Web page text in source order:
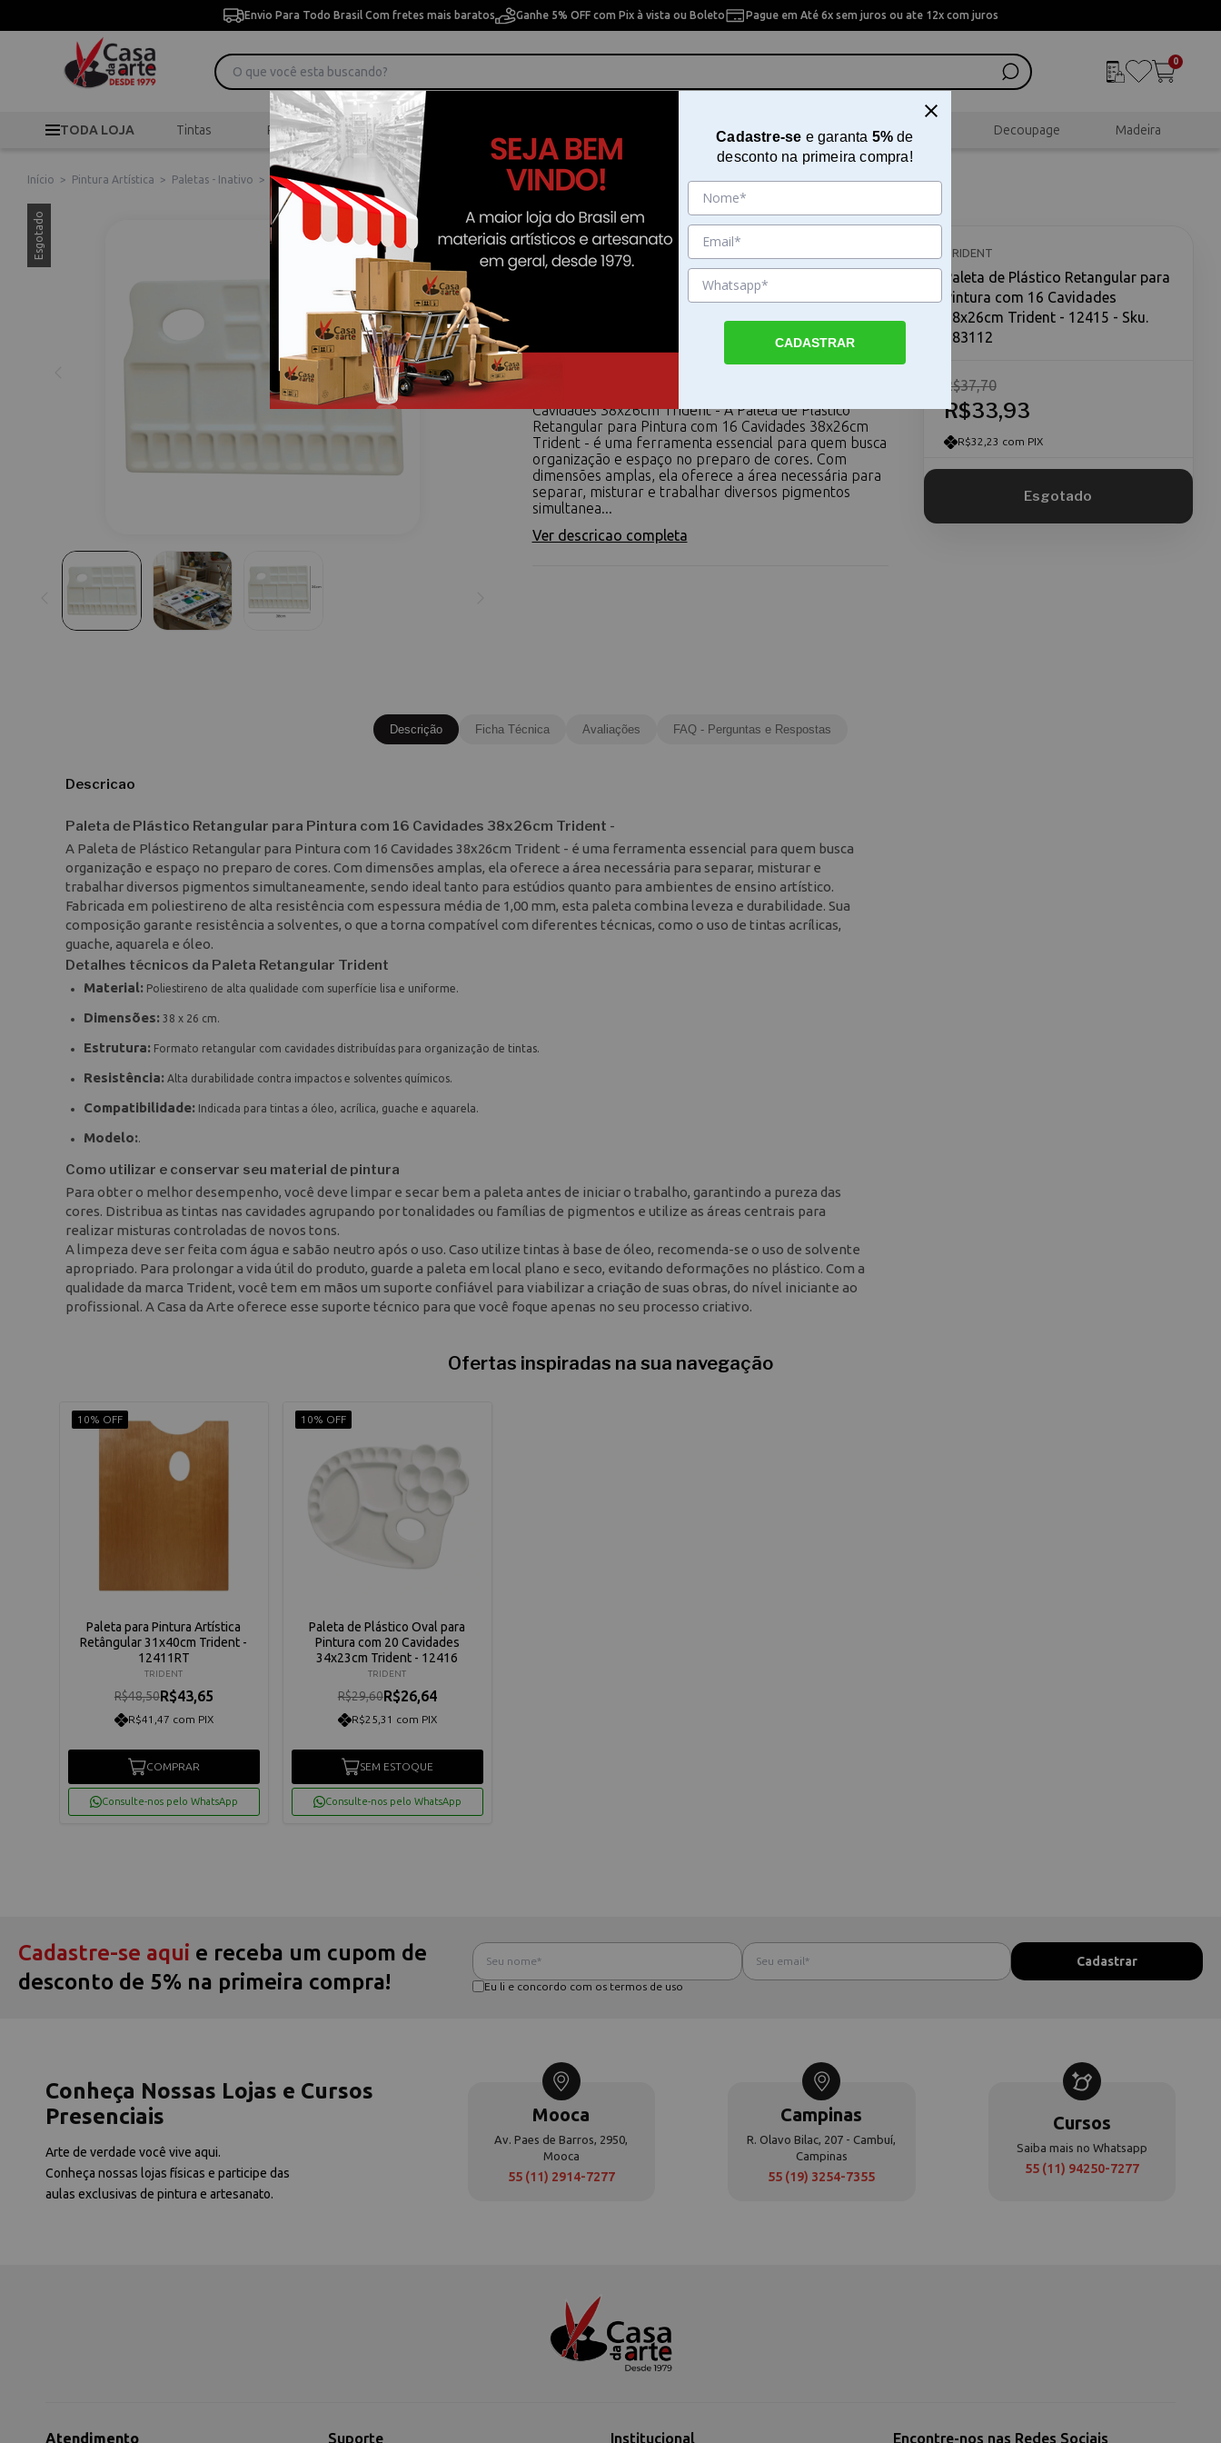
Envio Para Todo Brasil Com fretes mais baratos Ganhe 5% OFF com Pix à vista ou Boleto Pague em Até 6x sem juros ou ate 12x com juros
0
TODA LOJA Tintas Pincéis Desenho Pintura Artesanal Scrapbook Decoupage Madeira
Início > Pintura Artística > Paletas - Inativo > Paleta de Plástico Retangular para Pintura com 16 Cavidades 38x26cm Trident - 12415
Esgotado
Paleta de Plástico Retangular para
Pintura com 16 Cavidades 38x26cm
Trident - 12415
Cavidades 38x26cm Trident - A Paleta de Plástico
Retangular para Pintura com 16 Cavidades 38x26cm
Trident - é uma ferramenta essencial para quem busca
organização e espaço no preparo de cores. Com
dimensões amplas, ela oferece a área necessária para
separar, misturar e trabalhar diversos pigmentos
simultanea...
Ver descricao completa
TRIDENT
Paleta de Plástico Retangular para
Pintura com 16 Cavidades
38x26cm Trident - 12415 - Sku.
183112
R$33,93
R$37,70
R$32,23 com PIX
Descrição Ficha Técnica Avaliações FAQ - Perguntas e Respostas
Descricao
Paleta de Plástico Retangular para Pintura com 16 Cavidades 38x26cm Trident -
A Paleta de Plástico Retangular para Pintura com 16 Cavidades 38x26cm Trident - é uma ferramenta essencial para quem busca
organização e espaço no preparo de cores. Com dimensões amplas, ela oferece a área necessária para separar, misturar e
trabalhar diversos pigmentos simultaneamente, sendo ideal tanto para estúdios quanto para ambientes de ensino artístico.
Fabricada em poliestireno de alta resistência com espessura média de 1,00 mm, esta paleta combina leveza e durabilidade. Sua
composição garante resistência a solventes, o que a torna compatível com diferentes técnicas, como o uso de tintas acrílicas,
guache, aquarela e óleo.
Detalhes técnicos da Paleta Retangular Trident
Material: Poliestireno de alta qualidade com superfície lisa e uniforme.
Dimensões: 38 x 26 cm.
Estrutura: Formato retangular com cavidades distribuídas para organização de tintas.
Resistência: Alta durabilidade contra impactos e solventes químicos.
Compatibilidade: Indicada para tintas a óleo, acrílica, guache e aquarela.
Modelo:.
Como utilizar e conservar seu material de pintura
Para obter o melhor desempenho, você deve limpar e secar bem a paleta antes de iniciar o trabalho, garantindo a pureza das
cores. Distribua as tintas nas cavidades agrupando por tonalidades ou famílias de pigmentos e utilize as áreas centrais para
realizar misturas controladas de novos tons.
A limpeza deve ser feita com água e sabão neutro após o uso. Caso utilize tintas à base de óleo, recomenda-se o uso de solvente
apropriado. Para prolongar a vida útil do produto, guarde a paleta em local plano e seco, evitando deformações no plástico. Com a
qualidade da marca Trident, você tem em mãos um suporte confiável para viabilizar a criação de suas obras, do nível iniciante ao
profissional. A Casa da Arte oferece esse suporte técnico para que você foque apenas no seu processo criativo.
Ofertas inspiradas na sua navegação
10% OFF
Paleta para Pintura Artística
Retângular 31x40cm Trident -
12411RT
TRIDENT
R$48,50R$43,65
R$41,47 com PIX
COMPRAR
Consulte-nos pelo WhatsApp
10% OFF
Paleta de Plástico Oval para
Pintura com 20 Cavidades
34x23cm Trident - 12416
TRIDENT
R$29,60R$26,64
R$25,31 com PIX
SEM ESTOQUE
Consulte-nos pelo WhatsApp
Cadastre-se aqui e receba um cupom de
desconto de 5% na primeira compra!
Eu li e concordo com os termos de uso
Conheça Nossas Lojas e Cursos
Presenciais
Arte de verdade você vive aqui.
Conheça nossas lojas físicas e participe das
aulas exclusivas de pintura e artesanato.
Mooca
Av. Paes de Barros, 2950,
Mooca
55 (11) 2914-7277
Campinas
R. Olavo Bilac, 207 - Cambuí,
Campinas
55 (19) 3254-7355
Cursos
Saiba mais no Whatsapp
55 (11) 94250-7277
Atendimento Suporte Institucional Encontre-nos nas Redes Sociais
Cadastre-se e garanta 5%de
desconto na primeira compra!
CADASTRAR